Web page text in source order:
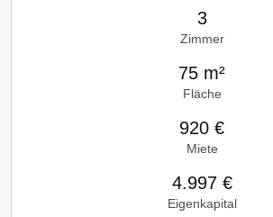
3
Zimmer
75 m²
Fläche
920 €
Miete
4.997 €
Eigenkapital